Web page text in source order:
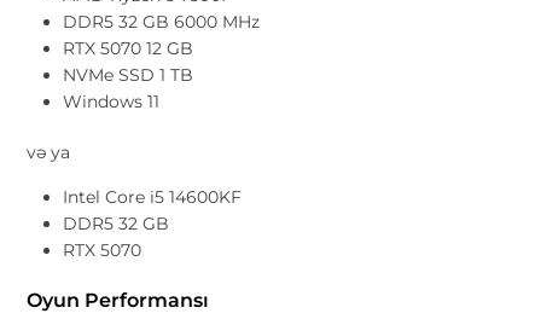
DDR5 32 GB 6000 MHz
RTX 5070 12 GB
NVMe SSD 1 TB
Windows 11
və ya
Intel Core i5 14600KF
DDR5 32 GB
RTX 5070
Oyun Performansı